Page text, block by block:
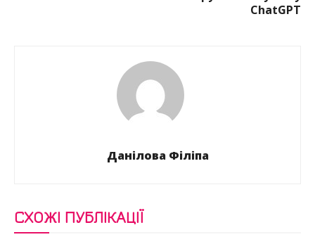
ChatGPT
Данілова Філіпа
СХОЖІ ПУБЛІКАЦІЇ